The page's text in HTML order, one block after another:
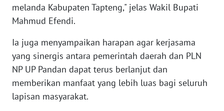
melanda Kabupaten Tapteng," jelas Wakil Bupati
Mahmud Efendi.
Ia juga menyampaikan harapan agar kerjasama
yang sinergis antara pemerintah daerah dan PLN
NP UP Pandan dapat terus berlanjut dan
memberikan manfaat yang lebih luas bagi seluruh
lapisan masyarakat.
BABEL
WN
SUMBAR
WN
SUMSEL